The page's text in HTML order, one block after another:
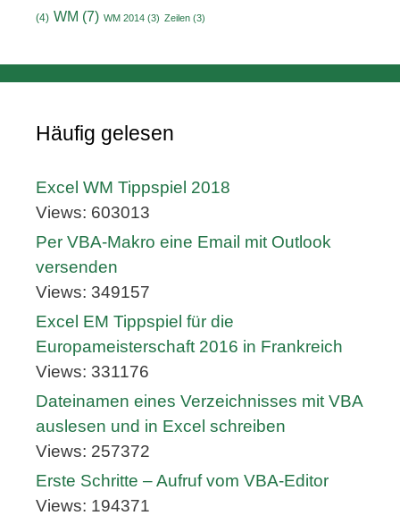
(4) WM (7) WM 2014 (3) Zeilen (3)
Häufig gelesen
Excel WM Tippspiel 2018
Views: 603013
Per VBA-Makro eine Email mit Outlook
versenden
Views: 349157
Excel EM Tippspiel für die
Europameisterschaft 2016 in Frankreich
Views: 331176
Dateinamen eines Verzeichnisses mit VBA
auslesen und in Excel schreiben
Views: 257372
Erste Schritte – Aufruf vom VBA-Editor
Views: 194371